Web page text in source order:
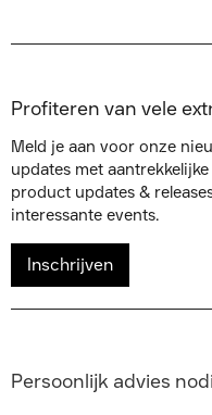
Profiteren van vele
Meld je aan voor onze
updates met
product updates &
interessante events.
Inschrijven
Persoonlijk advies